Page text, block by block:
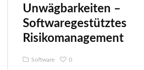
Unwägbarkeiten –
Softwaregestütztes
Risikomanagement
Software 0